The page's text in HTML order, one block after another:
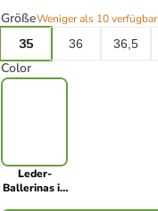
GrößeWeniger als 10 verfügbar
35
36 36,5
Color
Leder-
Ballerinas in